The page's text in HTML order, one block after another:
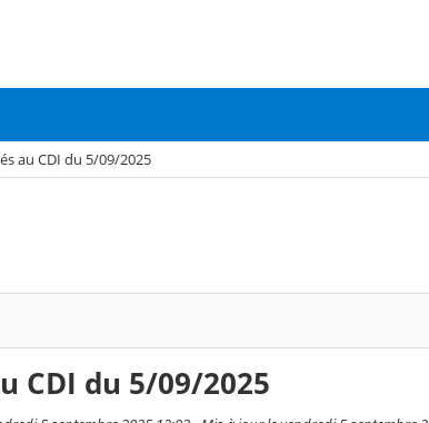
au CDI du 5/09/2025
CDI du 5/09/2025